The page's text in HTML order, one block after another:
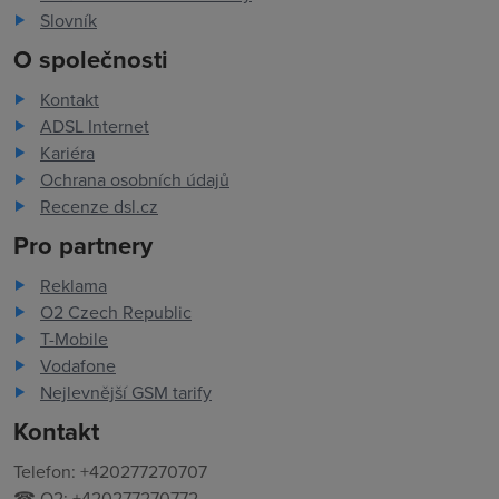
Slovník
O společnosti
Kontakt
ADSL Internet
Kariéra
Ochrana osobních údajů
Recenze dsl.cz
Pro partnery
Reklama
O2 Czech Republic
T-Mobile
Vodafone
Nejlevnější GSM tarify
Kontakt
Telefon: +420277270707